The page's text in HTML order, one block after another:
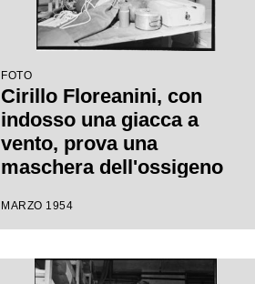
FOTO
Cirillo Floreanini, con
indosso una giacca a
vento, prova una
maschera dell'ossigeno
concentrato
spedizione sul K2
MARZO 1954